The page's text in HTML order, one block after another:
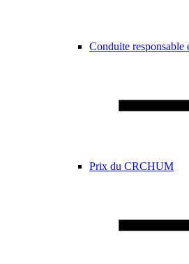
Conduite responsable
Prix du CRCHUM